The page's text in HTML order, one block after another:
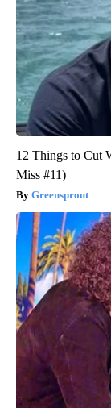
12 Things to Cut
Miss #11)
Greensprout